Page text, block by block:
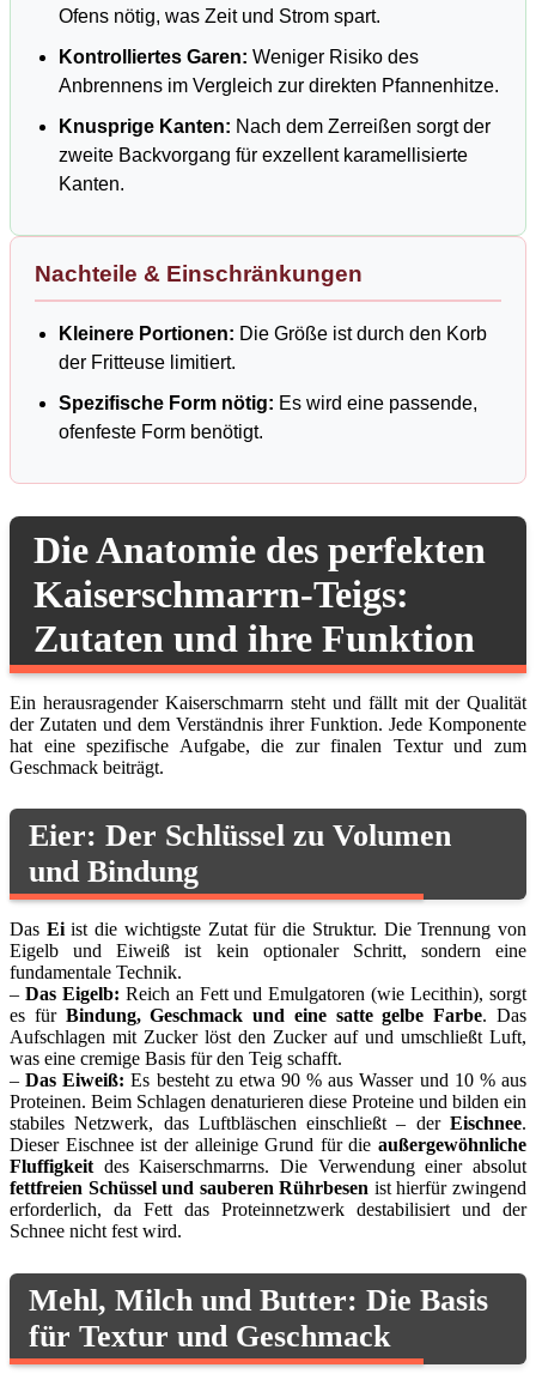
Ofens nötig, was Zeit und Strom spart.
Kontrolliertes Garen: Weniger Risiko des
Anbrennens im Vergleich zur direkten Pfannenhitze.
Knusprige Kanten: Nach dem Zerreißen sorgt der
zweite Backvorgang für exzellent karamellisierte
Kanten.
Nachteile & Einschränkungen
Kleinere Portionen: Die Größe ist durch den Korb
der Fritteuse limitiert.
Spezifische Form nötig: Es wird eine passende,
ofenfeste Form benötigt.
Die Anatomie des perfekten
Kaiserschmarrn-Teigs:
Zutaten und ihre Funktion
Ein herausragender Kaiserschmarrn steht und fällt mit der Qualität
der Zutaten und dem Verständnis ihrer Funktion. Jede Komponente
hat eine spezifische Aufgabe, die zur finalen Textur und zum
Geschmack beiträgt.
Eier: Der Schlüssel zu Volumen
und Bindung
Das Eiist die wichtigste Zutat für die Struktur. Die Trennung von
Eigelb und Eiweiß ist kein optionaler Schritt, sondern eine
fundamentale Technik.
– Das Eigelb: Reich an Fett und Emulgatoren (wie Lecithin), sorgt
es für Bindung, Geschmack und eine satte gelbe Farbe. Das
Aufschlagen mit Zucker löst den Zucker auf und umschließt Luft,
was eine cremige Basis für den Teig schafft.
–Das Eiweiß: Es besteht zu etwa 90 % aus Wasser und 10 % aus
Proteinen. Beim Schlagen denaturieren diese Proteine und bilden ein
stabiles Netzwerk, das Luftbläschen einschließt – der Eischnee.
Dieser Eischnee ist der alleinige Grund für die außergewöhnliche
Fluffigkeitdes Kaiserschmarrns. Die Verwendung einer absolut
fettfreien Schüssel und sauberen Rührbesen ist hierfür zwingend
erforderlich, da Fett das Proteinnetzwerk destabilisiert und der
Schnee nicht fest wird.
Mehl, Milch und Butter: Die Basis
für Textur und Geschmack